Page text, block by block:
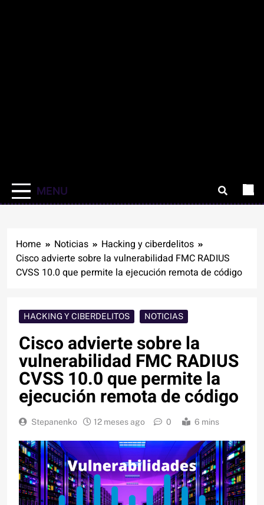
MENU
Home Noticias
Hacking y ciberdelitos
Cisco advierte sobre la vulnerabilidad FMC RADIUS
CVSS 10.0 que permite la ejecución remota de código
HACKING Y CIBERDELITOS NOTICIAS
Cisco advierte sobre la
vulnerabilidad FMC RADIUS
CVSS 10.0 que permite la
ejecución remota de código
Stepanenko 12 meses ago 0 6 mins